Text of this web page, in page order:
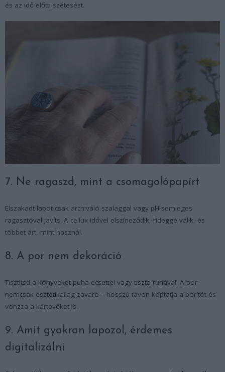
és az idő előtti szétesést.
7. Ne ragaszd, mint a csomagolópapírt
Elszakadt lapot csak archiváló szalaggal vagy pH-semleges
ragasztóval javíts. A cellux idővel elszíneződik, rideggé válik, és
többet árt, mint használ.
8. A por nem dekoráció
Tisztítsd a könyveket puha ecsettel vagy tiszta ruhával. A por
nemcsak esztétikailag zavaró – hosszú távon koptatja a borítót és
vonzza a kártevőket is.
9. Amit gyakran lapozol, érdemes
digitalizálni